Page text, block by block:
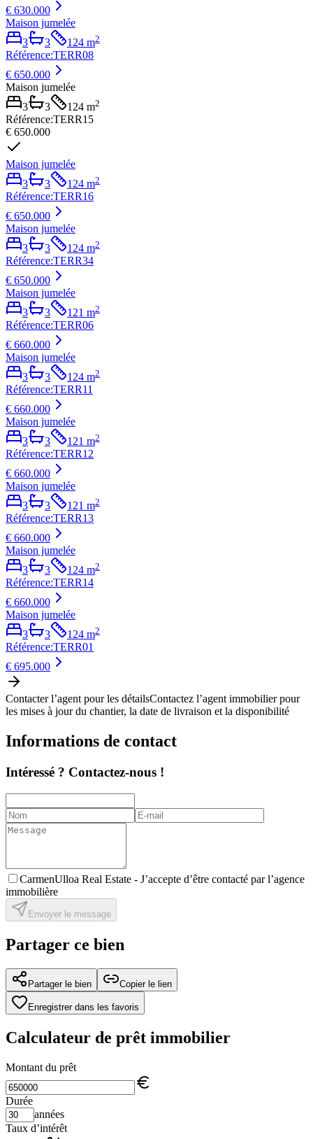
€ 630.000
Maison jumelée
3
3 124 m2
Référence:TERR08
€ 650.000
Maison jumelée
3
3 124 m2
Référence:TERR15
€ 650.000
Maison jumelée
3
3 124 m2
Référence:TERR16
€ 650.000
Maison jumelée
3
3 124 m2
Référence:TERR34
€ 650.000
Maison jumelée
3
3 121 m2
Référence:TERR06
€ 660.000
Maison jumelée
3
3 124 m2
Référence:TERR11
€ 660.000
Maison jumelée
3
3 121 m2
Référence:TERR12
€ 660.000
Maison jumelée
3
3 121 m2
Référence:TERR13
€ 660.000
Maison jumelée
3
3 124 m2
Référence:TERR14
€ 660.000
Maison jumelée
3
3 124 m2
Référence:TERR01
€ 695.000
Contacter l’agent pour les détailsContactez l’agent immobilier pour
les mises à jour du chantier, la date de livraison et la disponibilité
Informations de contact
Intéressé ? Contactez-nous !
CarmenUlloa Real Estate - J’accepte d’être contacté par l’agence
immobilière
Envoyer le message
Partager ce bien
Partager le bien Copier le lien
Enregistrer dans les favoris
Calculateur de prêt immobilier
Montant du prêt
Durée
années
Taux d’intérêt